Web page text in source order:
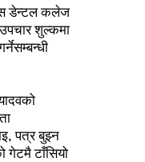
डेन्टल कलेज
शुल्कमा
पत्र बुझ्न
गेटमै टाँसियो